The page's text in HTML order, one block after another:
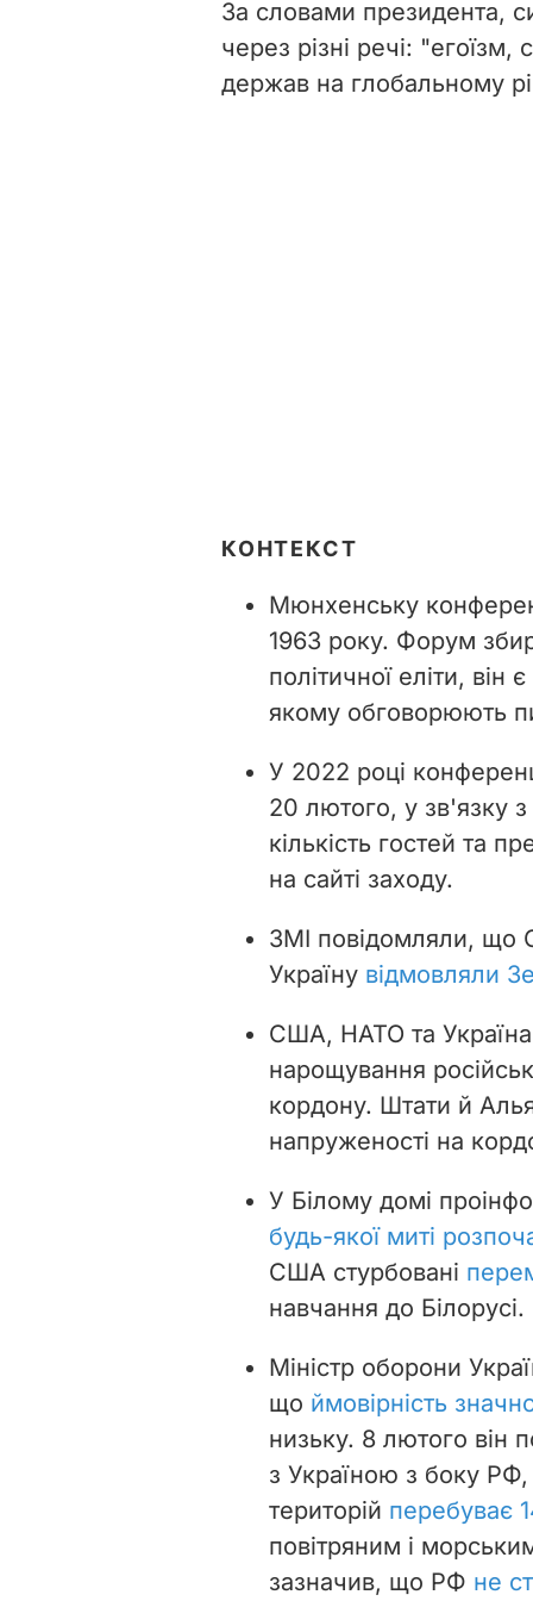
За словами президента,
через різні речі: "егоїзм,
держав на глобальному
КОНТЕКСТ
Мюнхенську
1963 року. Форум
політичної еліти,
якому обговорюють
У 2022 році
20 лютого, у зв'язку
кількість гостей та
на сайті заходу.
ЗМІ повідомляли, що
Україну відмовляли
США, НАТО та
нарощування
кордону. Штати й
напруженості на
У Білому домі
будь-якої миті
США стурбовані
навчання до Білорусі.
Міністр оборони
що ймовірність
низьку. 8 лютого він
з Україною з боку РФ,
територій перебуває
повітряним і
зазначив, що РФ не